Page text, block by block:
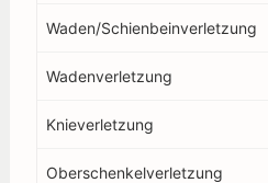
Waden/Schienbeinverletzung
Wadenverletzung
Knieverletzung
Oberschenkelverletzung